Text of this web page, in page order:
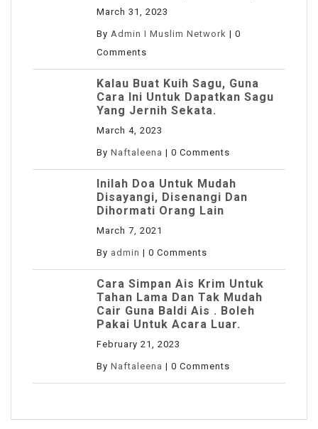
March 31, 2023
By Admin I Muslim Network | 0
Comments
Kalau Buat Kuih Sagu, Guna
Cara Ini Untuk Dapatkan Sagu
Yang Jernih Sekata.
March 4, 2023
By Naftaleena | 0 Comments
Inilah Doa Untuk Mudah
Disayangi, Disenangi Dan
Dihormati Orang Lain
March 7, 2021
By admin | 0 Comments
Cara Simpan Ais Krim Untuk
Tahan Lama Dan Tak Mudah
Cair Guna Baldi Ais . Boleh
Pakai Untuk Acara Luar.
February 21, 2023
By Naftaleena | 0 Comments